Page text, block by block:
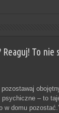
To
– to
w domu